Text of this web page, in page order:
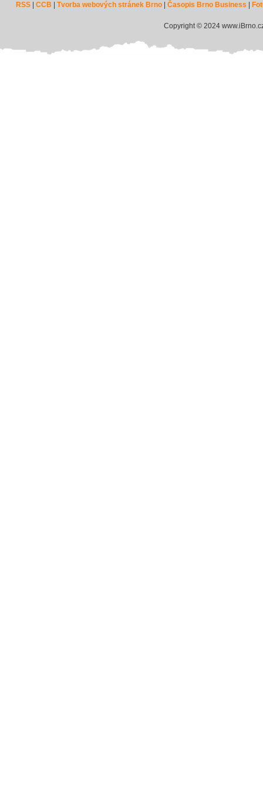
RSS |CCB |Tvorba webových stránek Brno |Časopis Brno Business
Copyright © 2024